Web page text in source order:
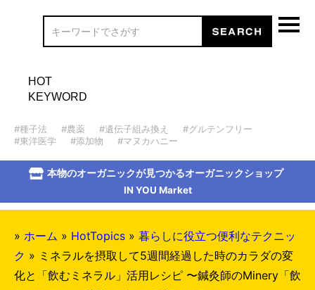
HOT
KEYWORD
#種子法 #農薬 #遺伝子組み換え
#グルテンフリー
#東洋医学
#添加物 #マヌカハニー
本物のオーガニックが見つかるオーガニックショップ
IN YOU Market
» ホーム » HotTopics » 暮らしに役立つ便利なテクニッ
ク » ミネラルを摂取して5週間経過した時のカラダの変
化と「飲むミネラル」活用レシピ 〜鍼灸師のMinery「飲